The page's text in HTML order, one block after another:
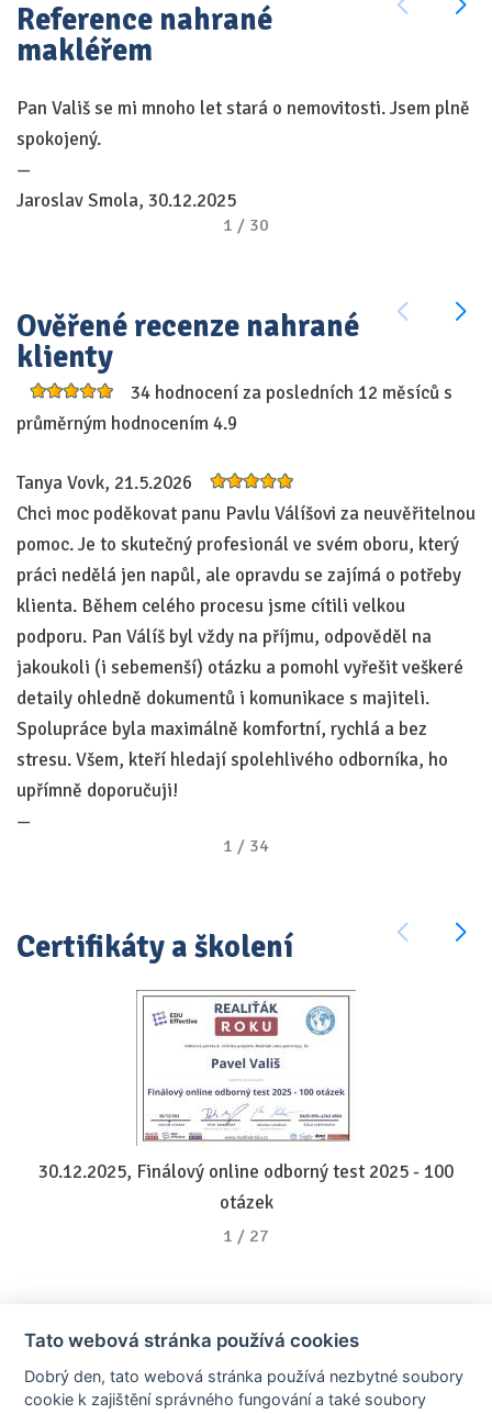
Reference nahrané
makléřem
Pan Vališ se mi mnoho let stará o nemovitosti. Jsem plně
spokojený.
—
Jaroslav Smola, 30.12.2025
1 / 30
Ověřené recenze nahrané
klienty
34 hodnocení za posledních 12 měsíců s
průměrným hodnocením 4.9
Tanya Vovk, 21.5.2026
Chci moc poděkovat panu Pavlu Válíšovi za neuvěřitelnou
pomoc. Je to skutečný profesionál ve svém oboru, který
práci nedělá jen napůl, ale opravdu se zajímá o potřeby
klienta. Během celého procesu jsme cítili velkou
podporu. Pan Válíš byl vždy na příjmu, odpověděl na
jakoukoli (i sebemenší) otázku a pomohl vyřešit veškeré
detaily ohledně dokumentů i komunikace s majiteli.
Spolupráce byla maximálně komfortní, rychlá a bez
stresu. Všem, kteří hledají spolehlivého odborníka, ho
upřímně doporučuji!
—
1 / 34
Certifikáty a školení
30.12.2025, Finálový online odborný test 2025 - 100
otázek
1 / 27
Tato webová stránka používá cookies
Dobrý den, tato webová stránka používá nezbytné soubory
cookie k zajištění správného fungování a také soubory